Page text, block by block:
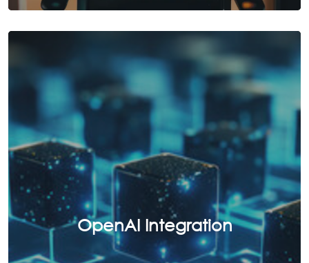
OpenAI Integration